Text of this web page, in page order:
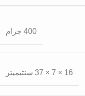
400 جرام
16 × 7 × 37 سنتيميتر